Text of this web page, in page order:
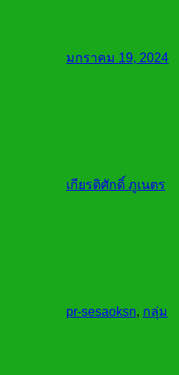
มกราคม 19, 2024
เกียรติศักดิ์ ภูเนตร
pr-sesaoksn, กลุ่ม